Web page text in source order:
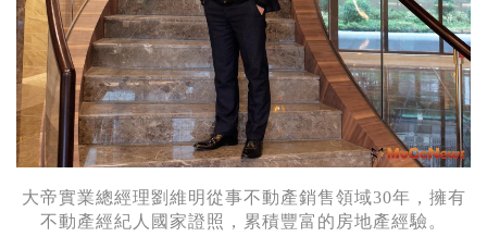
大帝實業總經理劉維明從事不動產銷售領域30年，擁有
不動產經紀人國家證照，累積豐富的房地產經驗。